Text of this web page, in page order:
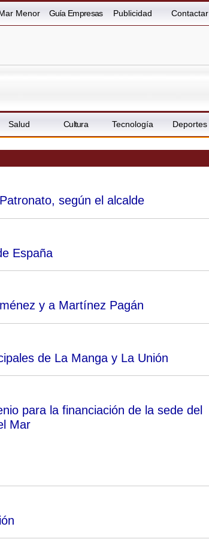
Menor Guía Empresas Publicidad Contactar
Salud Cultura Tecnología Deportes
según el alcalde
España
y a Martínez Pagán
de La Manga y La Unión
para la financiación de la sede del
Mar